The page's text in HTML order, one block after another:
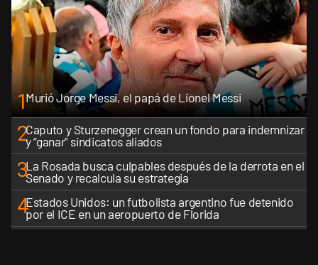
1Murió Jorge Messi, el papá de Lionel Messi
2Caputo y Sturzenegger crean un fondo para indemnizar
y “ganar” sindicatos aliados
3La Rosada busca culpables después de la derrota en el
Senado y recalcula su estrategia
4Estados Unidos: un futbolista argentino fue detenido
por el ICE en un aeropuerto de Florida